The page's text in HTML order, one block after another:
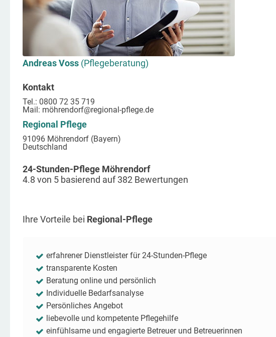
Andreas Voss (Pflegeberatung)
Kontakt
Tel.: 0800 72 35 719
Mail: möhrendorf@regional-pflege.de
Regional Pflege
91096 Möhrendorf (Bayern)
Deutschland
24-Stunden-Pflege Möhrendorf
4.8 von 5 basierend auf382 Bewertungen
Ihre Vorteile bei Regional-Pflege
erfahrener Dienstleister für 24-Stunden-Pflege
transparente Kosten
Beratung online und persönlich
Individuelle Bedarfsanalyse
Persönliches Angebot
liebevolle und kompetente Pflegehilfe
einfühlsame und engagierte Betreuer und Betreuerinnen